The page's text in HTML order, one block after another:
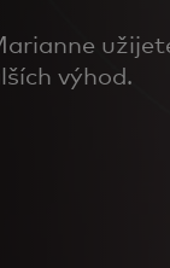
výhod.